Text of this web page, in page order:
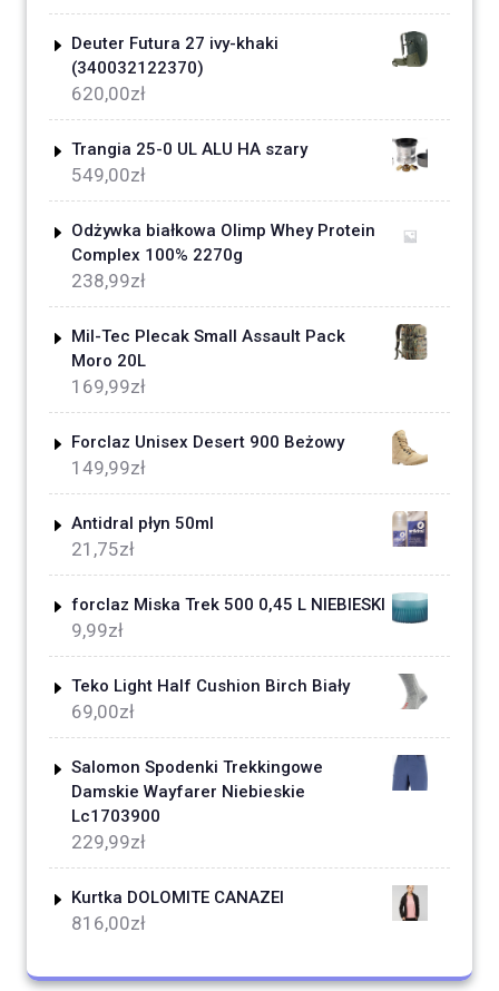
Deuter Futura 27 ivy-khaki
(340032122370)
620,00zł
Trangia 25-0 UL ALU HA szary
549,00zł
Odżywka białkowa Olimp Whey Protein
Complex 100% 2270g
238,99zł
Mil-Tec Plecak Small Assault Pack
Moro 20L
169,99zł
Forclaz Unisex Desert 900 Beżowy
149,99zł
Antidral płyn 50ml
21,75zł
forclaz Miska Trek 500 0,45 L NIEBIESKI
9,99zł
Teko Light Half Cushion Birch Biały
69,00zł
Salomon Spodenki Trekkingowe
Damskie Wayfarer Niebieskie
Lc1703900
229,99zł
Kurtka DOLOMITE CANAZEI
816,00zł